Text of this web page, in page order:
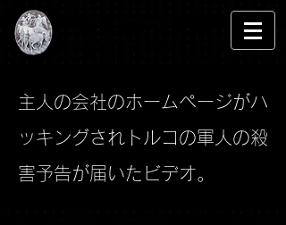
主人の会社のホームページがハ
ッキングされトルコの軍人の殺
害予告が届いたビデオ。